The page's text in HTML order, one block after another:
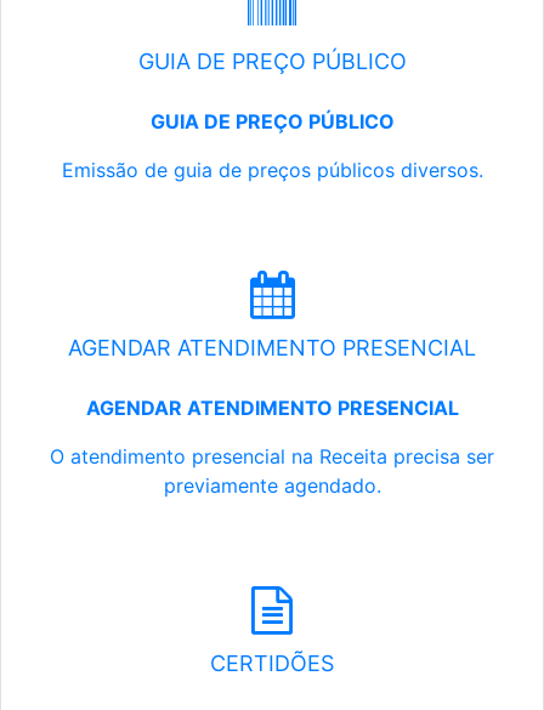
GUIA DE PREÇO PÚBLICO
GUIA DE PREÇO PÚBLICO
Emissão de guia de preços públicos diversos.
AGENDAR ATENDIMENTO PRESENCIAL
AGENDAR ATENDIMENTO PRESENCIAL
O atendimento presencial na Receita precisa ser
previamente agendado.
CERTIDÕES